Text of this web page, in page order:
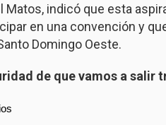
Matos, indicó que esta
en una convención y
Domingo Oeste.
de que vamos a salir